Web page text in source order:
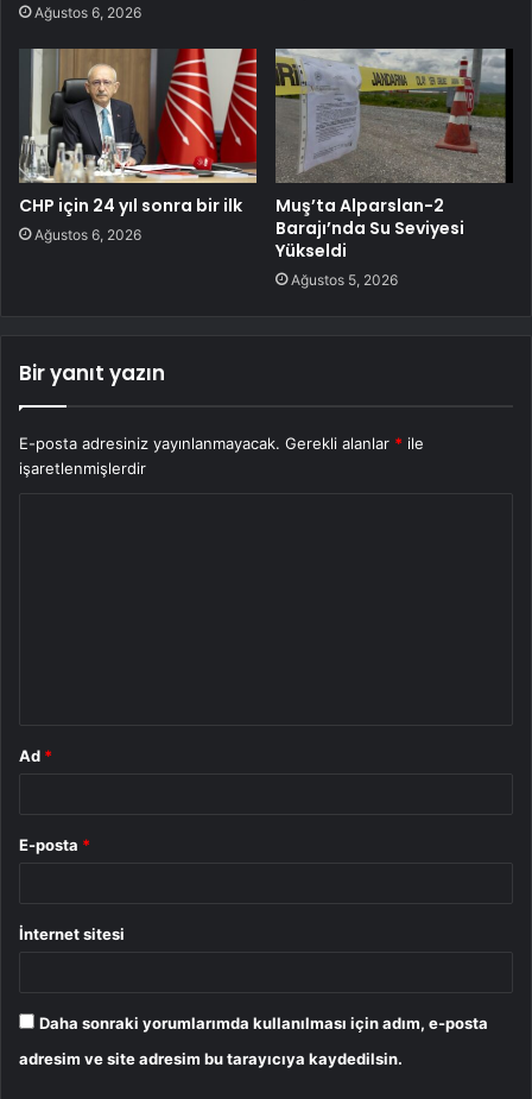
Ağustos 6, 2026
CHP için 24 yıl sonra bir ilk
Ağustos 6, 2026
Muş’ta Alparslan-2
Barajı’nda Su Seviyesi
Yükseldi
Ağustos 5, 2026
Bir yanıt yazın
E-posta adresiniz yayınlanmayacak. Gerekli alanlar * ile
işaretlenmişlerdir
Ad *
E-posta *
İnternet sitesi
Daha sonraki yorumlarımda kullanılması için adım, e-posta
adresim ve site adresim bu tarayıcıya kaydedilsin.